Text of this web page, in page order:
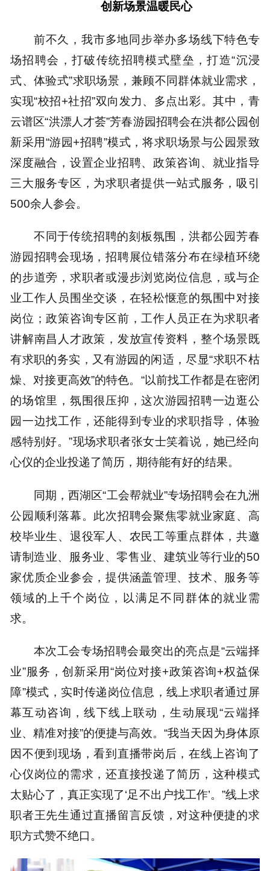
创新场景温暖民心
前不久，我市多地同步举办多场线下特色专
场招聘会，打破传统招聘模式壁垒，打造“沉浸
式、体验式”求职场景，兼顾不同群体就业需求，
实现“校招+社招”双向发力、多点出彩。其中，青
云谱区“洪漂人才荟”芳春游园招聘会在洪都公园创
新采用“游园+招聘”模式，将求职场景与公园景致
深度融合，设置企业招聘、政策咨询、就业指导
三大服务专区，为求职者提供一站式服务，吸引
500余人参会。
不同于传统招聘的刻板氛围，洪都公园芳春
游园招聘会现场，招聘展位错落分布在绿植环绕
的步道旁，求职者或漫步浏览岗位信息，或与企
业工作人员围坐交谈，在轻松惬意的氛围中对接
岗位；政策咨询专区前，工作人员正在为求职者
讲解南昌人才政策，发放宣传资料，整个场景既
有求职的务实，又有游园的闲适，尽显“求职不枯
燥、对接更高效”的特色。“以前找工作都是在密闭
的场馆里，氛围很压抑，这次游园招聘一边逛公
园一边找工作，还能得到专业的求职指导，体验
感特别好。”现场求职者张女士笑着说，她已经向
心仪的企业投递了简历，期待能有好的结果。
同期，西湖区“工会帮就业”专场招聘会在九洲
公园顺利落幕。此次招聘会聚焦零就业家庭、高
校毕业生、退役军人、农民工等重点群体，共邀
请制造业、服务业、零售业、建筑业等行业的50
家优质企业参会，提供涵盖管理、技术、服务等
领域的上千个岗位，以满足不同群体的就业需
求。
本次工会专场招聘会最突出的亮点是“云端择
业”服务，创新采用“岗位对接+政策咨询+权益保
障”模式，实时传递岗位信息，线上求职者通过屏
幕互动咨询，线下线上联动，生动展现“云端择
业、精准对接”的便捷与高效。“我当天因为身体原
因不便到现场，看到直播带岗后，在线上咨询了
心仪岗位的需求，还直接投递了简历，这种模式
太贴心了，真正实现了‘足不出户找工作’。”线上求
职者王先生通过直播留言反馈，对这种便捷的求
职方式赞不绝口。